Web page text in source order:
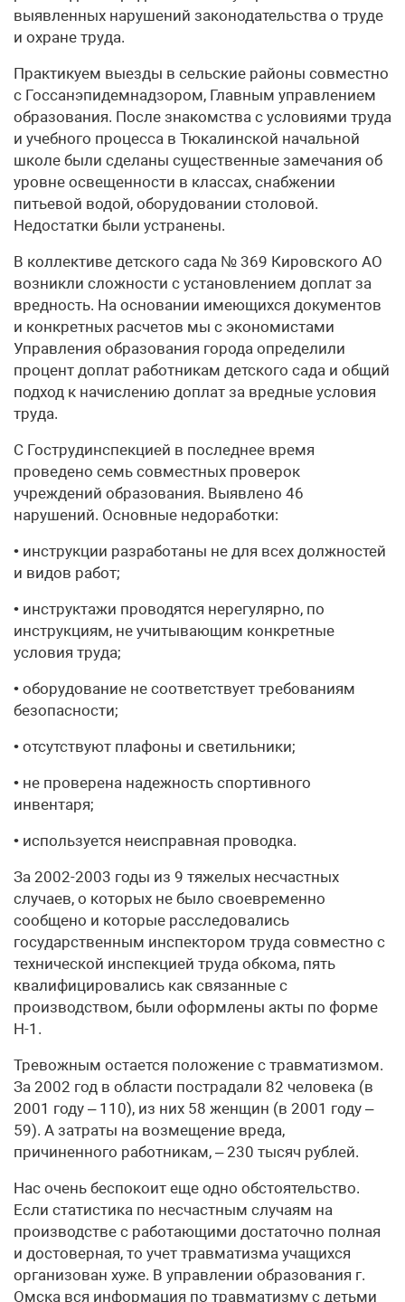
выявленных нарушений законодательства о труде
и охране труда.
Практикуем выезды в сельские районы совместно
с Госсанэпидемнадзором, Главным управлением
образования. После знакомства с условиями труда
и учебного процесса в Тюкалинской начальной
школе были сделаны существенные замечания об
уровне освещенности в классах, снабжении
питьевой водой, оборудовании столовой.
Недостатки были устранены.
В коллективе детского сада № 369 Кировского АО
возникли сложности с установлением доплат за
вредность. На основании имеющихся документов
и конкретных расчетов мы с экономистами
Управления образования города определили
процент доплат работникам детского сада и общий
подход к начислению доплат за вредные условия
труда.
С Гострудинспекцией в последнее время
проведено семь совместных проверок
учреждений образования. Выявлено 46
нарушений. Основные недоработки:
• инструкции разработаны не для всех должностей
и видов работ;
• инструктажи проводятся нерегулярно, по
инструкциям, не учитывающим конкретные
условия труда;
• оборудование не соответствует требованиям
безопасности;
• отсутствуют плафоны и светильники;
• не проверена надежность спортивного
инвентаря;
• используется неисправная проводка.
За 2002-2003 годы из 9 тяжелых несчастных
случаев, о которых не было своевременно
сообщено и которые расследовались
государственным инспектором труда совместно с
технической инспекцией труда обкома, пять
квалифицировались как связанные с
производством, были оформлены акты по форме
Н-1.
Тревожным остается положение с травматизмом.
За 2002 год в области пострадали 82 человека (в
2001 году – 110), из них 58 женщин (в 2001 году –
59). А затраты на возмещение вреда,
причиненного работникам, – 230 тысяч рублей.
Нас очень беспокоит еще одно обстоятельство.
Если статистика по несчастным случаям на
производстве с работающими достаточно полная
и достоверная, то учет травматизма учащихся
организован хуже. В управлении образования г.
Омска вся информация по травматизму с детьми